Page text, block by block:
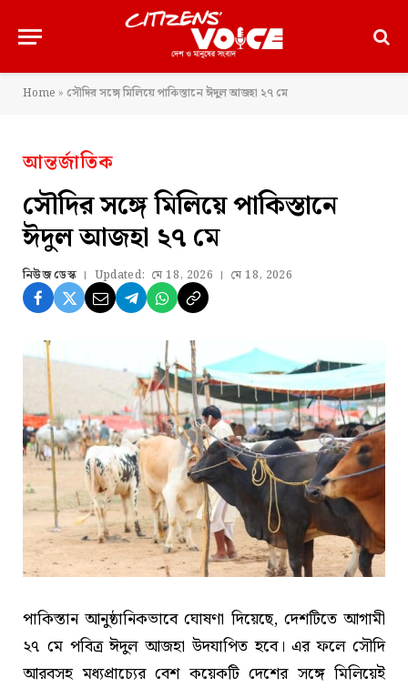
Home » সৌদির সঙ্গে মিলিয়ে পাকিস্তানে ঈদুল আজহা ২৭ মে
আন্তর্জাতিক
সৌদির সঙ্গে মিলিয়ে পাকিস্তানে
ঈদুল আজহা ২৭ মে
নিউজ ডেস্ক Updated: মে 18, 2026 মে 18, 2026
পাকিস্তান আনুষ্ঠানিকভাবে ঘোষণা দিয়েছে, দেশটিতে আগামী
২৭ মে পবিত্র ঈদুল আজহা উদযাপিত হবে। এর ফলে সৌদি
আরবসহ মধ্যপ্রাচ্যের বেশ কয়েকটি দেশের সঙ্গে মিলিয়েই